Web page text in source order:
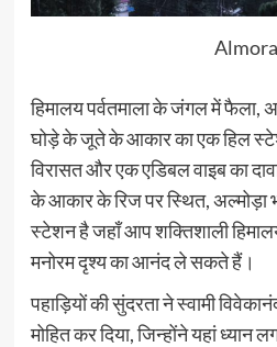
Almora
हिमालय पर्वतमाला के जंगल में फैला,
घोड़े के जूते के आकार का एक हिल
विरासत और एक एडिबल वाइब का
के आकार के रिज पर स्थित, अल्मोड़ा
स्टेशन है जहाँ आप शक्तिशाली
मनोरम दृश्य का आनंद ले सकते हैं।
पहाड़ियों की सुंदरता ने स्वामी
मोहित कर दिया, जिन्होंने यहां